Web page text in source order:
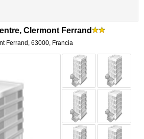
Clermont Ferrand
Ferrand ,63000, Francia